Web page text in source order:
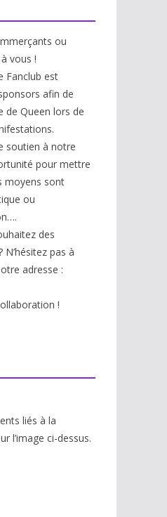
ou
vous !
Fanclub est
afin de
de Queen lors de
soutien à notre
pour mettre
moyens sont
ou
des
pas à
adresse :
!
liés à la
l’image ci-dessus.